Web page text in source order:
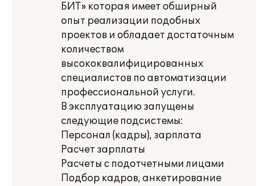
БИТ» которая имеет обширный
опыт реализации подобных
проектов и обладает достаточным
количеством
высококвалифицированных
специалистов по автоматизации
профессиональной услуги.
В эксплуатацию запущены
следующие подсистемы:
Персонал (кадры), зарплата
Расчет зарплаты
Расчеты с подотчетными лицами
Подбор кадров, анкетирование